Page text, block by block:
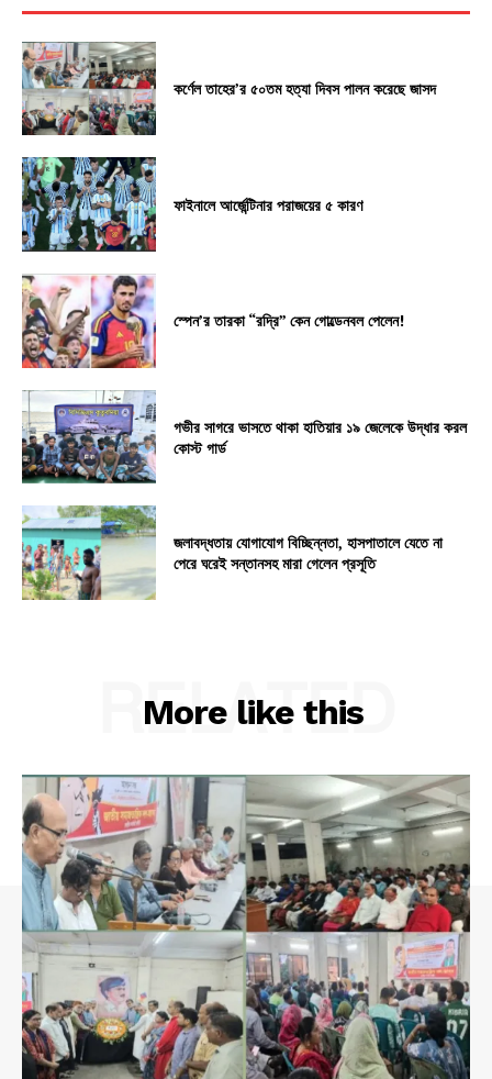
কর্ণেল তাহের’র ৫০তম হত্যা দিবস পালন করেছে জাসদ
ফাইনালে আর্জেন্টিনার পরাজয়ের ৫ কারণ
স্পেন’র তারকা “রদ্রি” কেন গোল্ডেনবল পেলেন!
গভীর সাগরে ভাসতে থাকা হাতিয়ার ১৯ জেলেকে উদ্ধার করল
কোস্ট গার্ড
জলাবদ্ধতায় যোগাযোগ বিচ্ছিন্নতা, হাসপাতালে যেতে না
পেরে ঘরেই সন্তানসহ মারা গেলেন প্রসূতি
More like this
RELATED